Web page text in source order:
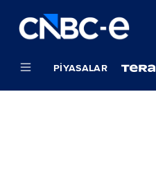
PIYASALAR